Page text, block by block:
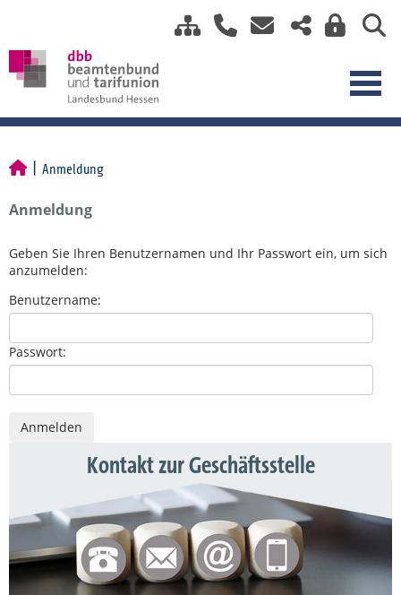
Anmeldung
Anmeldung
Geben Sie Ihren Benutzernamen und Ihr Passwort ein, um sich
anzumelden:
Benutzername:
Passwort:
Kontakt zur Geschäftsstelle